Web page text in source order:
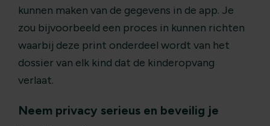
kunnen maken van de gegevens in de app. Je
zou bijvoorbeeld een proces in kunnen richten
waarbij deze print onderdeel wordt van het
dossier van elk kind dat de kinderopvang
verlaat.
Neem privacy serieus en beveilig je